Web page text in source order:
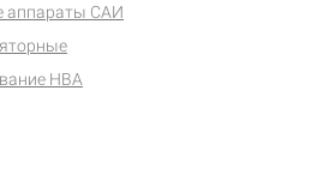
аппараты САИ
НВА